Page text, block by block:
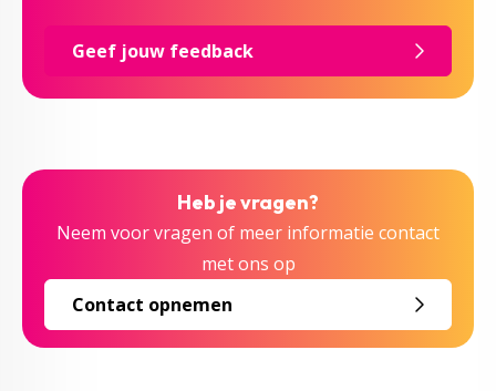
Geef jouw feedback
Heb je vragen?
Neem voor vragen of meer informatie contact
met ons op
Contact opnemen